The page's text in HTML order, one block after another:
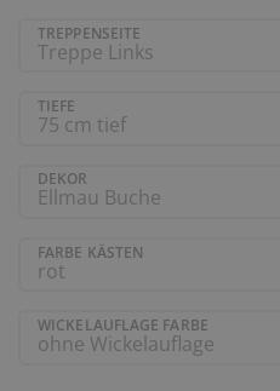
TREPPENSEITE
TIEFE
DEKOR
FARBE KÄSTEN
WICKELAUFLAGE FARBE